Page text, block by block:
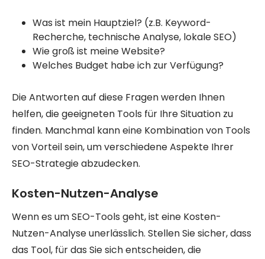
Was ist mein Hauptziel? (z.B. Keyword-
Recherche, technische Analyse, lokale SEO)
Wie groß ist meine Website?
Welches Budget habe ich zur Verfügung?
Die Antworten auf diese Fragen werden Ihnen
helfen, die geeigneten Tools für Ihre Situation zu
finden. Manchmal kann eine Kombination von Tools
von Vorteil sein, um verschiedene Aspekte Ihrer
SEO-Strategie abzudecken.
Kosten-Nutzen-Analyse
Wenn es um SEO-Tools geht, ist eine Kosten-
Nutzen-Analyse unerlässlich. Stellen Sie sicher, dass
das Tool, für das Sie sich entscheiden, die